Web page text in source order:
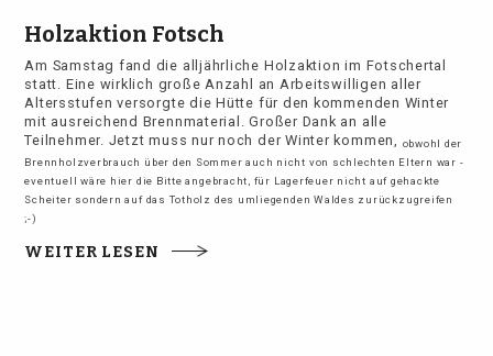
Holzaktion Fotsch
Am Samstag fand die alljährliche Holzaktion im Fotschertal
statt. Eine wirklich große Anzahl an Arbeitswilligen aller
Altersstufen versorgte die Hütte für den kommenden Winter
mit ausreichend Brennmaterial. Großer Dank an alle
Teilnehmer. Jetzt muss nur noch der Winter kommen,
obwohl der
Brennholzverbrauch über den Sommer auch nicht von schlechten Eltern war -
eventuell wäre hier die Bitte angebracht, für Lagerfeuer nicht auf gehackte
Scheiter sondern auf das Totholz des umliegenden Waldes zurückzugreifen
;-)
WEITER LESEN